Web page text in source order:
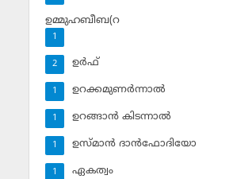
ഉമ്മുഹബീബ(റ
1
ഉര്‍ഫ്
2
ഉറക്കമുണര്‍ന്നാല്‍
1
ഉറങ്ങാന്‍ കിടന്നാല്‍
1
ഉസ്മാന്‍ ദാന്‍ഫോദിയോ
1
ഏകത്വം
1